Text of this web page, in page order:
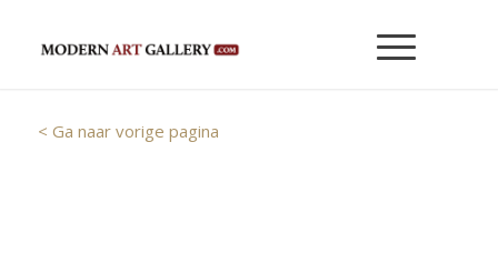
< Ga naar vorige pagina